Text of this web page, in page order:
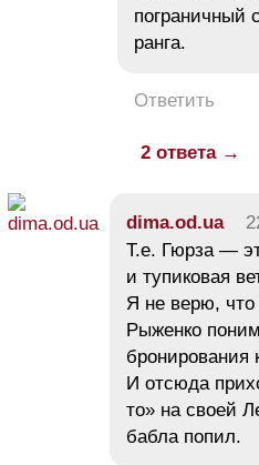
пограничный
ранга.
Ответить
2 ответа →
dima.od.ua
Т.е. Гюрза —
и тупиковая
Я не верю,
Рыженко
бронирования
И отсюда
то» на своей
бабла попил.